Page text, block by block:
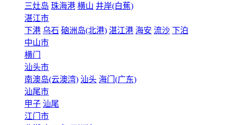
三灶岛 珠海港 横山 井岸(白蕉)
湛江市
下港 乌石 硇洲岛(北港) 湛江港 海安 流沙 下泊
中山市
横门
汕头市
南澳岛(云澳湾) 汕头 海门(广东)
汕尾市
甲子 汕尾
江门市